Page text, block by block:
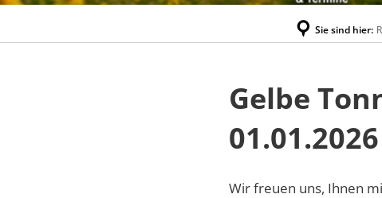
Sie sind hier:
Gelbe
01.01.2026
Wir freuen uns, Ihnen